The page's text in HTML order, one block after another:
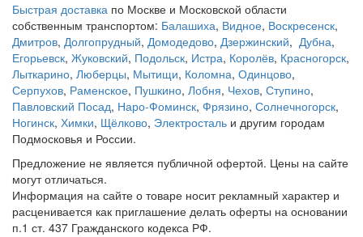
Быстрая доставка по Москве и Московской области
собственным транспортом: Балашиха, Видное, Воскресенск,
Дмитров, Долгопрудный, Домодедово, Дзержинский, Дубна,
Егорьевск, Жуковский, Подольск, Истра, Королёв, Красногорск,
Лыткарино, Люберцы, Мытищи, Коломна, Одинцово,
Серпухов, Раменское, Пушкино, Лобня, Чехов, Ступино,
Павловский Посад, Наро-Фоминск, Фрязино, Солнечногорск,
Ногинск, Химки, Щёлково, Электросталь и другим городам
Подмосковья и России.
Предложение не является публичной офертой. Цены на сайте
могут отличаться.
Информация на сайте о товаре носит рекламный характер и
расценивается как приглашение делать оферты на основании
п.1 ст. 437 Гражданского кодекса РФ.